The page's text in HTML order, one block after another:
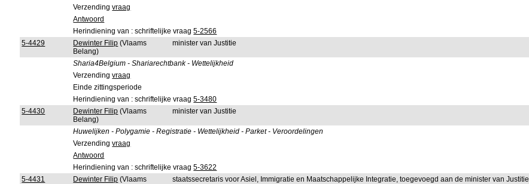
Verzendingvraag
Antwoord
Herindiening van : schriftelijke vraag5-2566
5-4429
Dewinter Filip (Vlaams
Belang)
minister van Justitie
Sharia4Belgium - Shariarechtbank - Wettelijkheid
Verzendingvraag
Einde zittingsperiode
Herindiening van : schriftelijke vraag5-3480
5-4430
Dewinter Filip (Vlaams
Belang)
minister van Justitie
Huwelijken - Polygamie - Registratie - Wettelijkheid - Parket - Veroordelingen
Verzendingvraag
Antwoord
Herindiening van : schriftelijke vraag5-3622
5-4431
Dewinter Filip (Vlaams
staatssecretaris voor Asiel, Immigratie en Maatschappelijke Integratie, toegevoegd aan de minister van Justitie